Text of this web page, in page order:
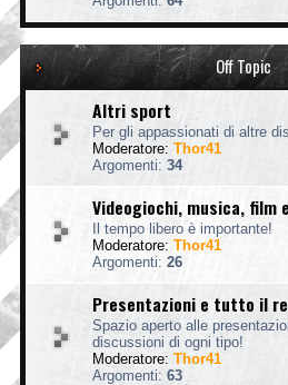
Off Topic
Altri sport
Per gli appassionati di altre
Moderatore: Thor41
Argomenti: 34
Videogiochi, musica, film
Il tempo libero è importante!
Moderatore: Thor41
Argomenti: 26
Presentazioni e tutto il
Spazio aperto alle
discussioni di ogni tipo!
Moderatore: Thor41
Argomenti: 63